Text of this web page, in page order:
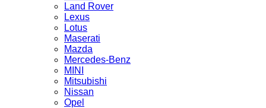
Land Rover
Lexus
Lotus
Maserati
Mazda
Mercedes-Benz
MINI
Mitsubishi
Nissan
Opel